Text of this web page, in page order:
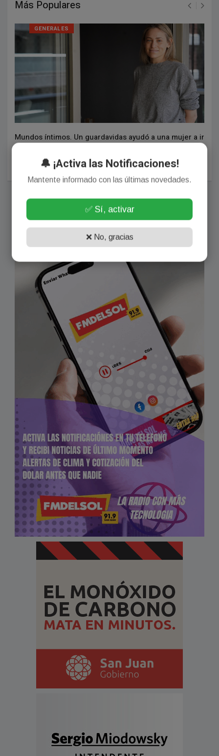
Más Populares
GENERALES
Mundos íntimos. Un guardavidas ayudó a una mujer a ir
al agua. Subí la foto y se viralizó. Sorpresa: la gentileza
Agosto 01, 2026
🔔 ¡Activa las Notificaciones!
Mantente informado con las últimas novedades.
✅ Sí, activar
❌ No, gracias